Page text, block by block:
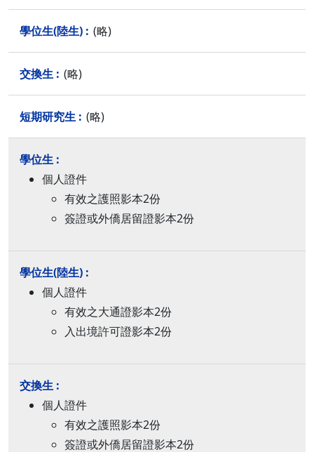
(略)
(略)
(略)
個人證件
有效之護照影本2份
簽證或外僑居留證影本2份
個人證件
有效之大通證影本2份
入出境許可證影本2份
個人證件
有效之護照影本2份
簽證或外僑居留證影本2份